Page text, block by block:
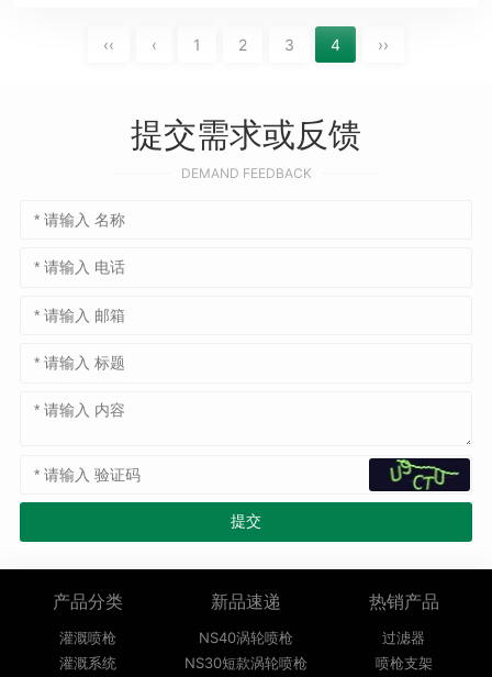
‹‹ ‹ 1 2 3 4 ››
提交需求或反馈
DEMAND FEEDBACK
产品分类
灌溉喷枪
灌溉系统
新品速递
NS40涡轮喷枪
NS30短款涡轮喷枪
热销产品
过滤器
喷枪支架